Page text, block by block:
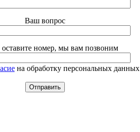
Ваш вопрос
номер, мы вам позвоним
на обработку персональных данных